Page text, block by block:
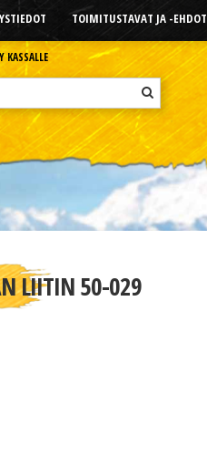
TOIMITUSTAVAT JA -EHDOT
KASSALLE
LIITIN 50-029